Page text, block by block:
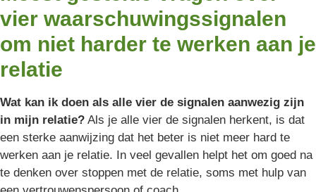
vier waarschuwingssignalen
om niet harder te werken aan je
relatie
Wat kan ik doen als alle vier de signalen aanwezig zijn
in mijn relatie? Als je alle vier de signalen herkent, is dat
een sterke aanwijzing dat het beter is niet meer hard te
werken aan je relatie. In veel gevallen helpt het om goed na
te denken over stoppen met de relatie, soms met hulp van